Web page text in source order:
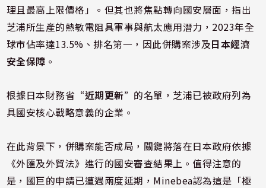
理且最高上限價格」。但其也將焦點轉向國安層面，指出
芝浦所生產的熱敏電阻具軍事與航太應用潛力，2023年全
球市佔率達13.5%、排名第一，因此併購案涉及日本經濟
安全保障 。
根據日本財務省 “近期更新” 的名單，芝浦已被政府列為
具國安核心戰略意義的企業。
在此背景下，併購案能否成局，關鍵將落在日本政府依據
《外匯及外貿法》進行的國安審查結果上。值得注意的
是，國巨的申請已遭遇兩度延期，Minebea認為這是「極